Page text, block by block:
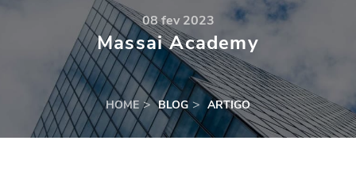
08 fev 2023
Massai Academy
HOME BLOG ARTIGO